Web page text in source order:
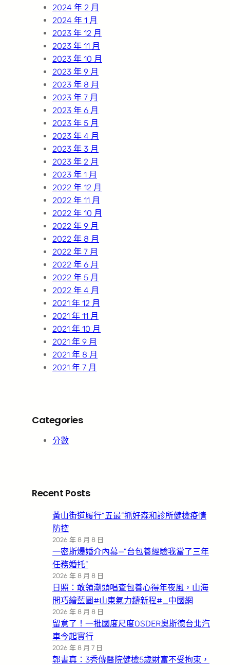
2024 年 2 月
2024 年 1 月
2023 年 12 月
2023 年 11 月
2023 年 10 月
2023 年 9 月
2023 年 8 月
2023 年 7 月
2023 年 6 月
2023 年 5 月
2023 年 4 月
2023 年 3 月
2023 年 2 月
2023 年 1 月
2022 年 12 月
2022 年 11 月
2022 年 10 月
2022 年 9 月
2022 年 8 月
2022 年 7 月
2022 年 6 月
2022 年 5 月
2022 年 4 月
2021 年 12 月
2021 年 11 月
2021 年 10 月
2021 年 9 月
2021 年 8 月
2021 年 7 月
Categories
分數
Recent Posts
黃山街道履行“五最”抓好森和診所健檢疫情
防控
2026 年 8 月 8 日
一密斯爆婚介內幕—”台包養經驗我當了三年
任務婚托”
2026 年 8 月 8 日
日照：敢領潮頭唱查包養心得年夜風，山海
間巧繪藍圖#山東氣力鑄新程#_中國網
2026 年 8 月 8 日
留意了！一批國度尺度OSDER奧斯德台北汽
車今起實行
2026 年 8 月 7 日
郭書真：3秀傳醫院健檢5歲財富不受拘束，